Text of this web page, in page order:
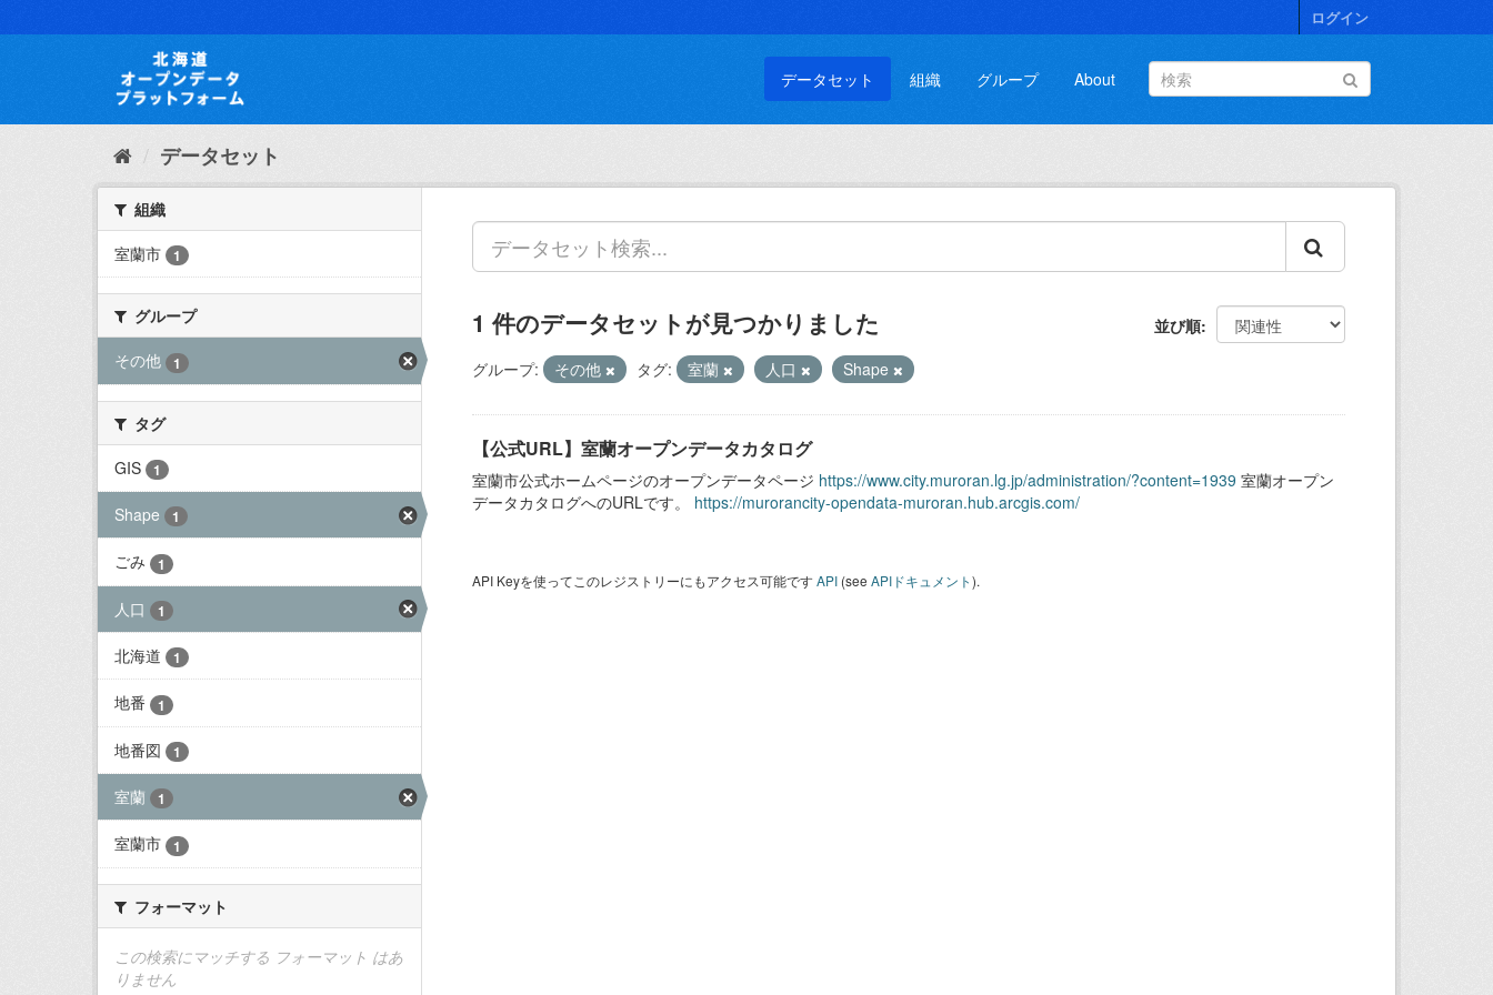
キ
て
ログイン
データセット 組織 グループ About
データセット
組織
室蘭市
1
グループ
その他
1
タグ
GIS
1
Shape 1
ごみ 1
人口 1
北海道 1
地番 1
地番図 1
室蘭 1
室蘭市 1
フォーマット
この検索にマッチする フォーマット はあ
りません
並び順
1 件のデータセットが見つかりました
グループ: その他 タグ: 室蘭 人口 Shape
【公式URL】室蘭オープンデータカタログ
室蘭市公式ホームページのオープンデータページ https://www.city.muroran.lg.jp/administration/?content=1939 室蘭オープン
データカタログへのURLです。 https://murorancity-opendata-muroran.hub.arcgis.com/
API Keyを使ってこのレジストリーにもアクセス可能ですAPI (see APIドキュメント).